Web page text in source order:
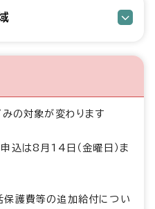
の対象が変わります
込は8月14日（金曜日）ま
保護費等の追加給付につい